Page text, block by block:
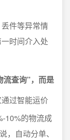
件等异常情
时间介入处
流查询”，而是
过智能运价
10%的物流成
，自动分单、